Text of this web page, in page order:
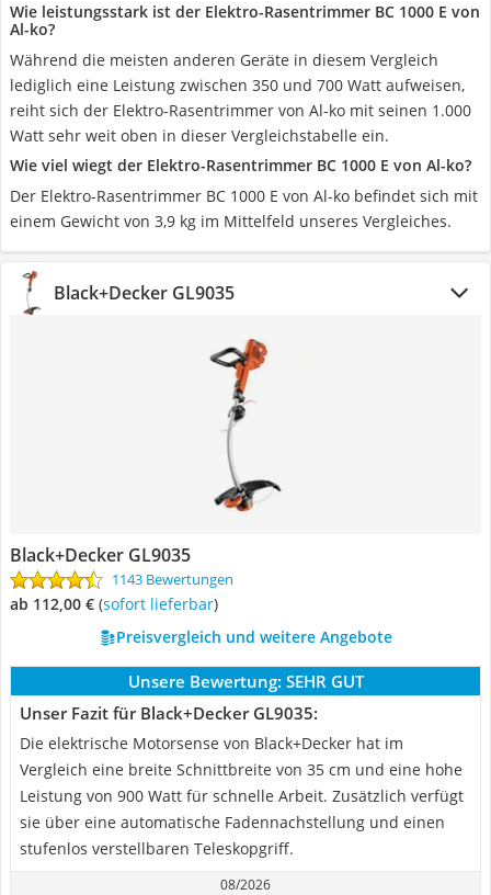
Wie leistungsstark ist der Elektro-Rasentrimmer BC 1000 E von
Al-ko?
Während die meisten anderen Geräte in diesem Vergleich
lediglich eine Leistung zwischen 350 und 700 Watt aufweisen,
reiht sich der Elektro-Rasentrimmer von Al-ko mit seinen 1.000
Watt sehr weit oben in dieser Vergleichstabelle ein.
Wie viel wiegt der Elektro-Rasentrimmer BC 1000 E von Al-ko?
Der Elektro-Rasentrimmer BC 1000 E von Al-ko befindet sich mit
einem Gewicht von 3,9 kg im Mittelfeld unseres Vergleiches.
Black+Decker GL9035
Black+Decker GL9035
1143 Bewertungen
ab 112,00 € ( Sofort lieferbar)
Preisvergleich und weitere Angebote
Unsere Bewertung: SEHR GUT
Unser Fazit für Black+Decker GL9035:
Die elektrische Motorsense von Black+Decker hat im
Vergleich eine breite Schnittbreite von 35 cm und eine hohe
Leistung von 900 Watt für schnelle Arbeit. Zusätzlich verfügt
sie über eine automatische Fadennachstellung und einen
stufenlos verstellbaren Teleskopgriff.
08/2026